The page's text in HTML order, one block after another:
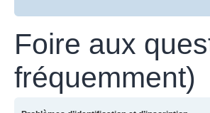
Foire aux
fréquemment)